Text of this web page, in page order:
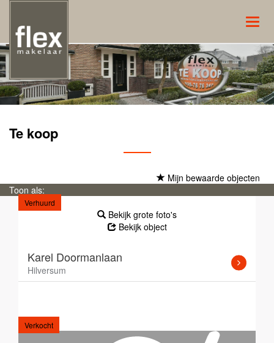
Te koop
Mijn bewaarde objecten
Toon als:
Verhuurd
Bekijk grote foto's
Bekijk object
Karel Doormanlaan
Hilversum
Verkocht